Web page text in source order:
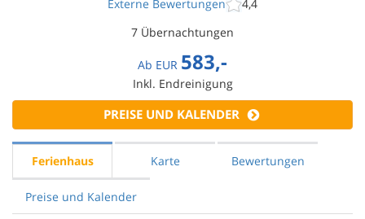
Externe Bewertungen
4,4
7 Übernachtungen
Ab EUR 583,-
Inkl. Endreinigung
PREISE UND KALENDER
Ferienhaus Karte Bewertungen
Preise und Kalender